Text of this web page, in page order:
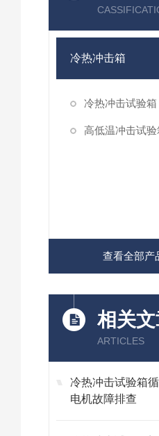
冷热冲击箱
冷热冲击试验箱
高低温冲击试验
查看全部产
相关
ARTICLES
冷热冲击试验箱
电机故障排查